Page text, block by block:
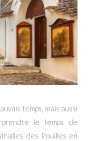
temps, mais aussi
le temps de
des Pouilles en